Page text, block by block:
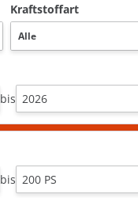
Kraftstoffart
bis
bis